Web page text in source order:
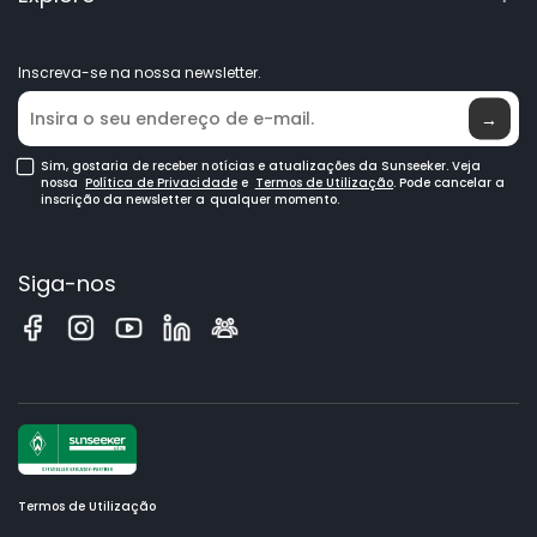
Onde Comprar
Inscreva-se na nossa newsletter.
→
Sim, gostaria de receber notícias e atualizações da Sunseeker. Veja
nossa Política de Privacidadee Termos de Utilização. Pode cancelar a
inscrição da newsletter a qualquer momento.
Siga-nos
Termos de Utilização